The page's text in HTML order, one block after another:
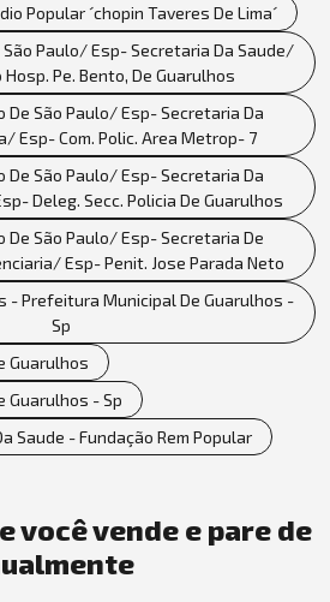
Popular ´chopin Taveres De Lima´
São Paulo/ Esp- Secretaria Da Saude/
Pe. Bento, De Guarulhos
De São Paulo/ Esp- Secretaria Da
Esp- Com. Polic. Area Metrop- 7
De São Paulo/ Esp- Secretaria Da
Deleg. Secc. Policia De Guarulhos
De São Paulo/ Esp- Secretaria De
Esp- Penit. Jose Parada Neto
- Prefeitura Municipal De Guarulhos -
Sp
Guarulhos
Guarulhos - Sp
Saude - Fundação Rem Popular
você vende e pare de